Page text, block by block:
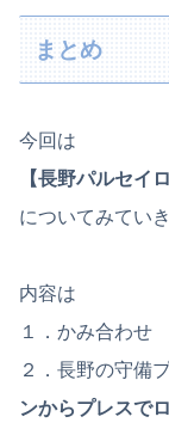
まとめ
今回は
【長野パルセイ
についてみてい
内容は
１．かみ合わ
２．長野の守
ンからプレスで